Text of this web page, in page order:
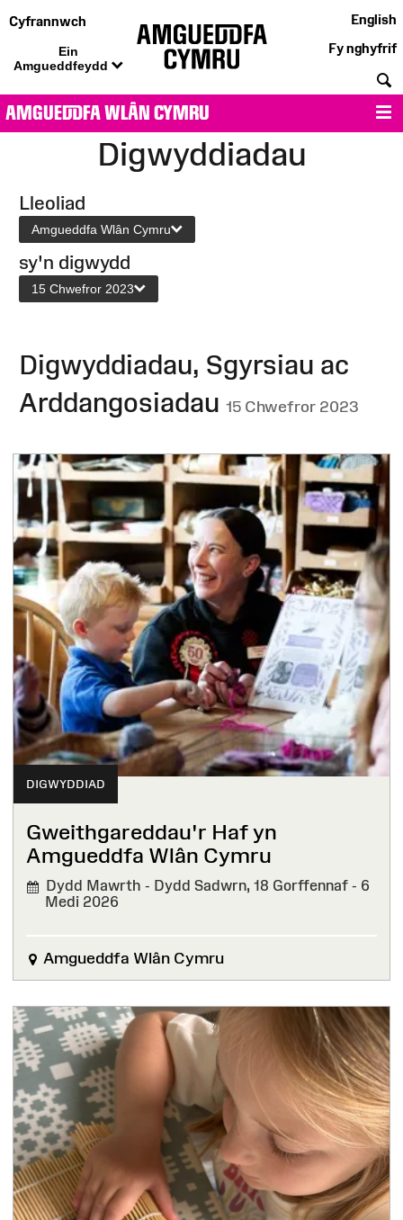
Cyfrannwch
Ein
Amgueddfeydd
English
Fy nghyfrif
AMGUEDDFA WLÂN CYMRU
Digwyddiadau
Lleoliad
Amgueddfa Wlân Cymru
sy'n digwydd
15 Chwefror 2023
Digwyddiadau, Sgyrsiau ac
Arddangosiadau 15 Chwefror 2023
DIGWYDDIAD
Gweithgareddau'r Haf yn
Amgueddfa Wlân Cymru
Dydd Mawrth - Dydd Sadwrn, 18 Gorffennaf - 6
Medi 2026
Amgueddfa Wlân Cymru